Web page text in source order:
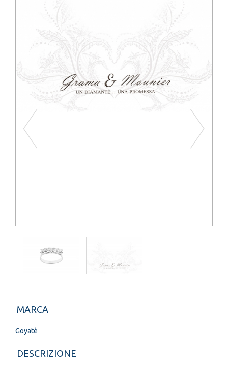
MARCA
Goyatè
DESCRIZIONE